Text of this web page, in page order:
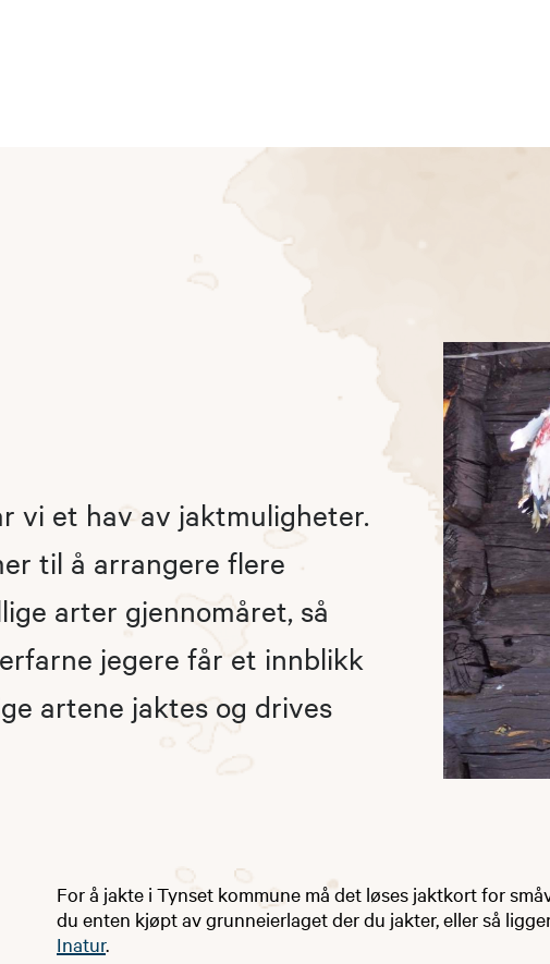
vi et hav av jaktmuligheter.
til å arrangere flere
arter gjennomåret, så
jegere får et innblikk
artene jaktes og drives
For å jakte i Tynset kommune må det løses jaktkort for
du enten kjøpt av grunneierlaget der du jakter, eller så
Inatur.